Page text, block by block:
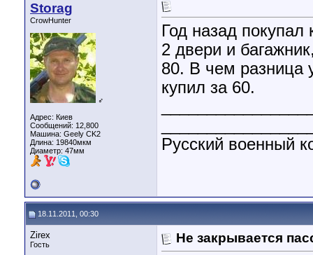
Storag
CrowHunter
♂
Адрес: Киев
Сообщений: 12,800
Машина: Geely CK2
Длина: 19840мкм
Диаметр: 47мм
Год назад
2 двери и
80. В чем разница
купил за 60.
Русский военный
18.11.2011, 00:30
Zirex
Гость
Не закрывается